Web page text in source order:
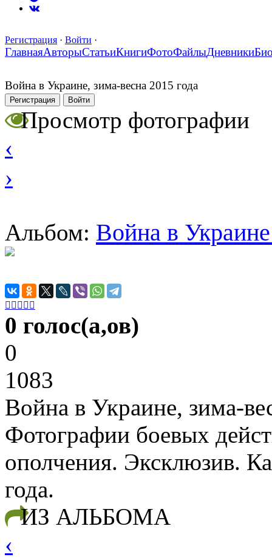
Регистрация · Войти ·
ГлавнаяАвторыСтатьиКнигиФотоФайлыДневники
Война в Украине, зима-весна 2015 года
Регистрация Войти
Просмотр фотографии
‹
›
Альбом: Война в
    
0 голос(а,ов)
0
1083
Война в Украине, зима-
Фотографии боевых
ополчения. Эксклюзив.
года.
ИЗ АЛЬБОМА
‹